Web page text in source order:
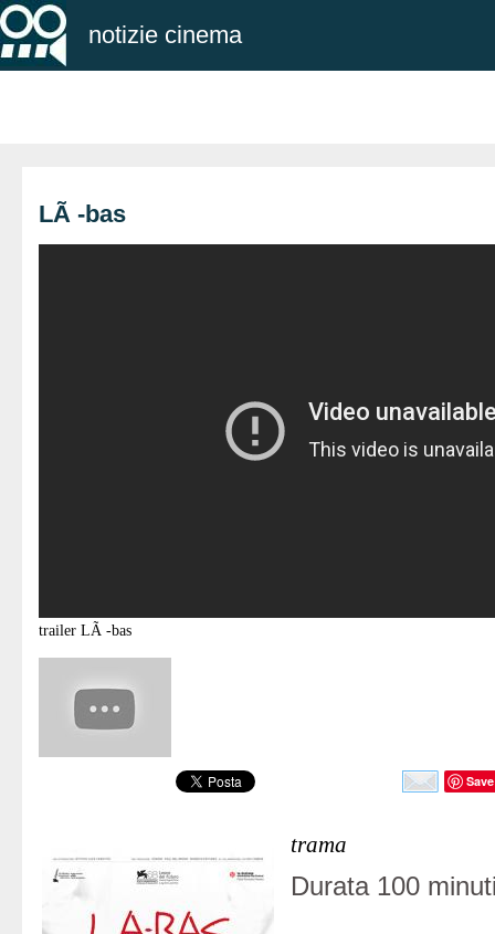
notizie cinema
LÃ -bas
trailer LÃ -bas
Save
trama
Durata 100